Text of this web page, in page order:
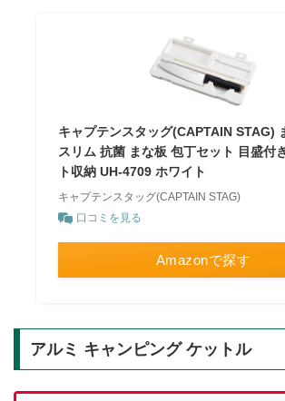
キャプテンスタッグ(CAPTAIN STAG)
スリム 抗菌 まな板 包丁セット 目盛付
ト収納 UH-4709 ホワイト
キャプテンスタッグ(CAPTAIN STAG)
口コミを見る
Amazonで探す
アルミ キャンピング ケットル